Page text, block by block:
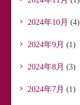
2024年10月 (4)
2024年9月 (1)
2024年8月 (3)
2024年7月 (1)